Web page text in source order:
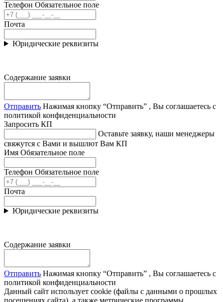
Телефон Обязательное поле
Почта
Юридические реквизиты
Содержание заявки
Отправить Нажимая кнопку “Отправить” , Вы соглашаетесь с
политикой конфиденциальности
Запросить КП
Оставьте заявку, наши менеджеры
свяжутся с Вами и вышлют Вам КП
Имя Обязательное поле
Телефон Обязательное поле
Почта
Юридические реквизиты
Содержание заявки
Отправить Нажимая кнопку “Отправить” , Вы соглашаетесь с
политикой конфиденциальности
Данный сайт использует cookie (файлы с данными о прошлых
посещениях сайта), а также метрические программы